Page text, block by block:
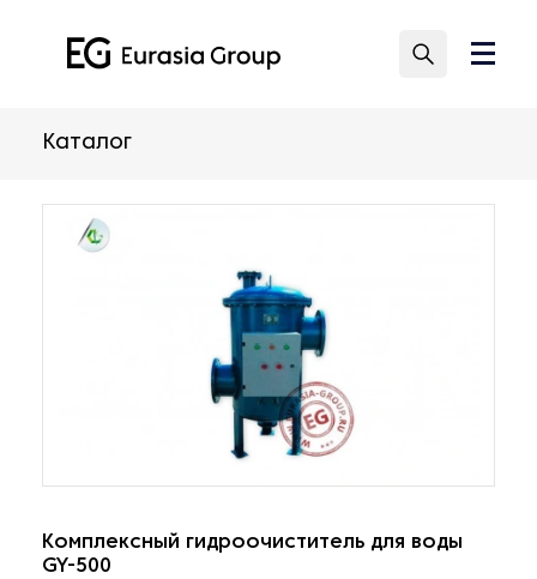
Каталог
Комплексный гидроочиститель для воды
GY-500